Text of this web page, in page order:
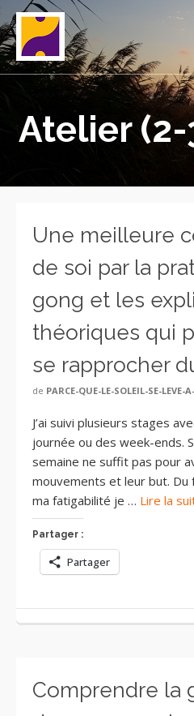
Atelier
Une meilleure
de soi par la
gong et les
théoriques qui
se rapprocher
de PARCE-QUE-LE-SOLEIL-SE-LEVE-
J’ai suivi plusieurs stages
journée ou des week-ends.
semaine ne suffit pas pour
mouvements et leur but. Du
ma fatigabilité je … Lire la
Partager :
Partager
Comprendre la